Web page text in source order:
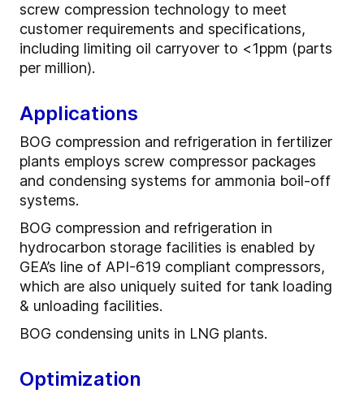
screw compression technology to meet
customer requirements and specifications,
including limiting oil carryover to <1ppm (parts
per million).
Applications
BOG compression and refrigeration in fertilizer
plants employs screw compressor packages
and condensing systems for ammonia boil-off
systems.
BOG compression and refrigeration in
hydrocarbon storage facilities is enabled by
GEA’s line of API-619 compliant compressors,
which are also uniquely suited for tank loading
& unloading facilities.
BOG condensing units in LNG plants.
Optimization